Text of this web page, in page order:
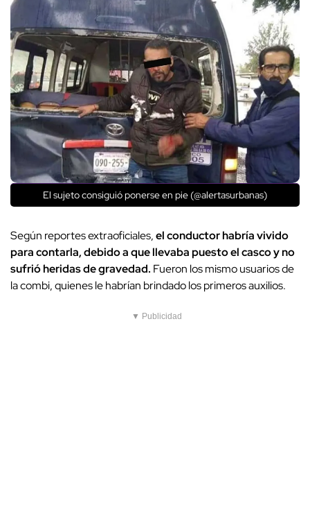
El sujeto consiguió ponerse en pie (@alertasurbanas)
Según reportes extraoficiales,el conductor habría vivido
para contarla, debido a que llevaba puesto el casco y no
sufrió heridas de gravedad. Fueron los mismo usuarios de
la combi, quienes le habrían brindado los primeros auxilios.
▼ Publicidad